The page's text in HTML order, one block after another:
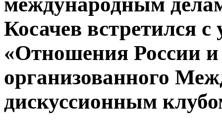
Косачев встретился
«Отношения России
организованного
дискуссионным